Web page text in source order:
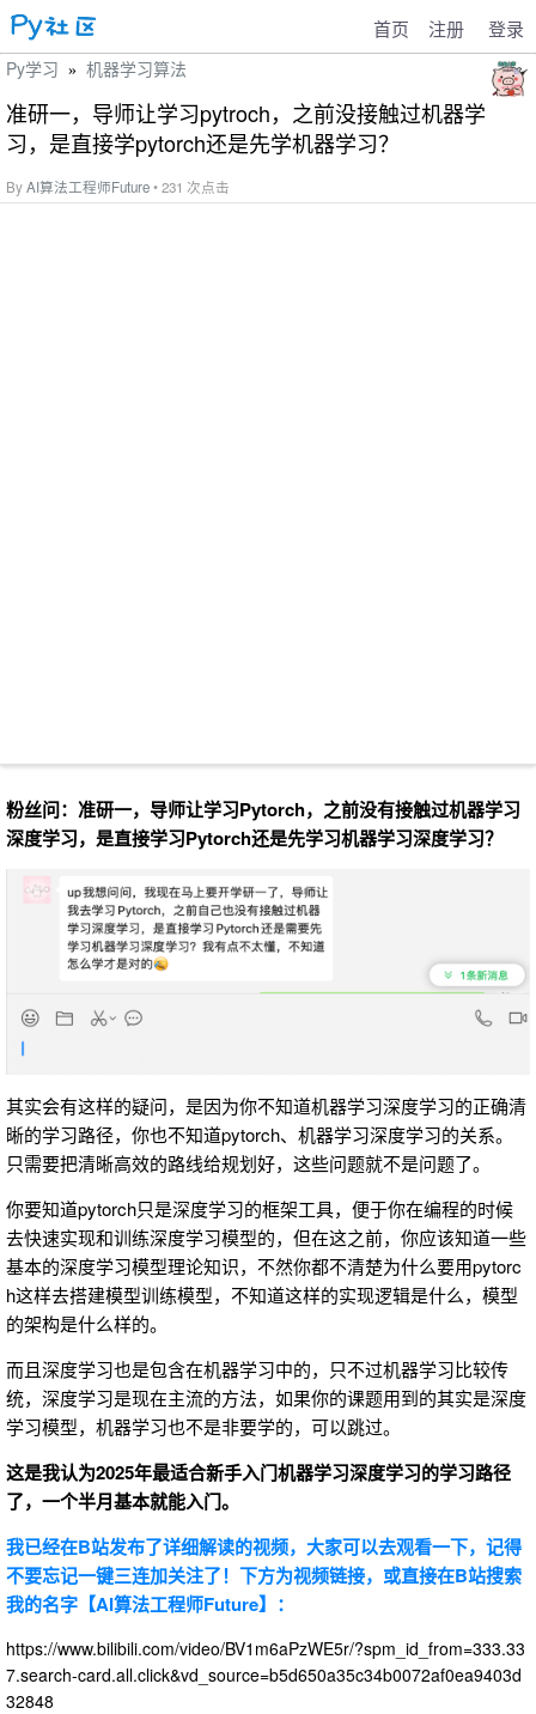
首页 注册 登录
Py学习 » 机器学习算法
准研一，导师让学习pytroch，之前没接触过机器学
习，是直接学pytorch还是先学机器学习？
ByAI算法工程师Future• 231 次点击
粉丝问：准研一，导师让学习Pytorch，之前没有接触过机器学习
深度学习，是直接学习Pytorch还是先学习机器学习深度学习？
其实会有这样的疑问，是因为你不知道机器学习深度学习的正确清
晰的学习路径，你也不知道pytorch、机器学习深度学习的关系。
只需要把清晰高效的路线给规划好，这些问题就不是问题了。
你要知道pytorch只是深度学习的框架工具，便于你在编程的时候
去快速实现和训练深度学习模型的，但在这之前，你应该知道一些
基本的深度学习模型理论知识，不然你都不清楚为什么要用pytorc
h这样去搭建模型训练模型，不知道这样的实现逻辑是什么，模型
的架构是什么样的。
而且深度学习也是包含在机器学习中的，只不过机器学习比较传
统，深度学习是现在主流的方法，如果你的课题用到的其实是深度
学习模型，机器学习也不是非要学的，可以跳过。
这是我认为2025年最适合新手入门机器学习深度学习的学习路径
了，一个半月基本就能入门。
我已经在B站发布了详细解读的视频，大家可以去观看一下，记得
不要忘记一键三连加关注了！下方为视频链接，或直接在B站搜索
我的名字【AI算法工程师Future】：
https://www.bilibili.com/video/BV1m6aPzWE5r/?spm_id_from=333.33
7.search-card.all.click&vd_source=b5d650a35c34b0072af0ea9403d
32848